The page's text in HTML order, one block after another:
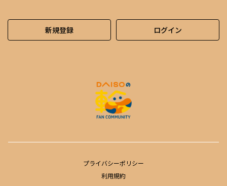
新規登録 ログイン
プライバシーポリシー
利用規約